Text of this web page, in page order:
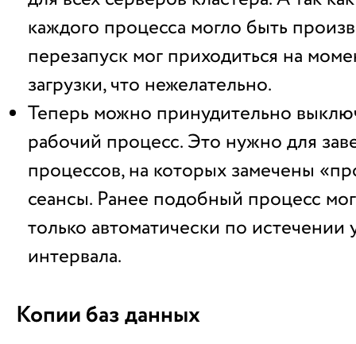
каждого процесса могло быть
перезапуск мог приходиться на
загрузки, что нежелательно.
Теперь можно принудительно
рабочий процесс. Это нужно для
процессов, на которых замечены
сеансы. Ранее подобный процесс
только автоматически по истечении
интервала.
Копии баз данных